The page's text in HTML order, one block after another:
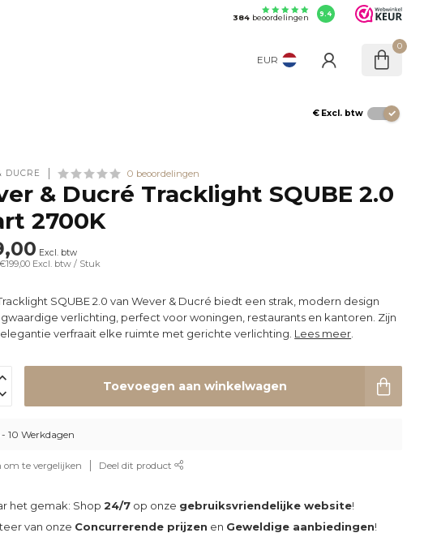
384beoordelingen 9.4
EUR
0
€ Excl. btw
DUCRÉ 0 beoordelingen
& Ducré Tracklight SQUBE 2.0
2700K
Excl. btw
Excl. btw / Stuk
SQUBE 2.0 van Wever & Ducré biedt een strak, modern design
verlichting, perfect voor woningen, restaurants en kantoren. Zijn
verfraait elke ruimte met gerichte verlichting. Lees meer
Toevoegen aan winkelwagen
- 10 Werkdagen
om te vergelijken Deel dit product
het gemak: Shop24/7 op onze gebruiksvriendelijke website!
van onze Concurrerende prijzen en Geweldige aanbiedingen!